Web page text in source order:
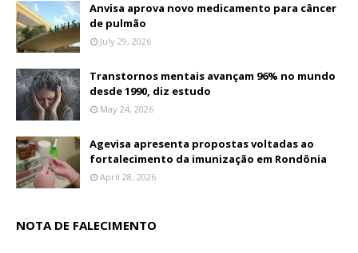
Anvisa aprova novo medicamento para câncer
de pulmão
July 29, 2026
Transtornos mentais avançam 96% no mundo
desde 1990, diz estudo
May 24, 2026
Agevisa apresenta propostas voltadas ao
fortalecimento da imunização em Rondônia
April 28, 2026
NOTA DE FALECIMENTO